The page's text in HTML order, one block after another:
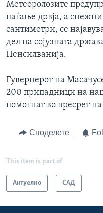
Метеоролозите
паѓање дрвја, а
сантиметри, се
дел на сојузната
Пенсилванија.
Гувернерот на
200 припадници на
помогнат во пресрет
Споделете
This item is part of
Актуелно САД